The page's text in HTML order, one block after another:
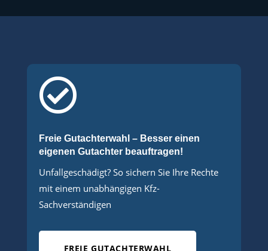

Freie Gutachterwahl – Besser einen
eigenen Gutachter beauftragen!
Unfallgeschädigt? So sichern Sie Ihre Rechte
mit einem unabhängigen Kfz-
Sachverständigen
FREIE GUTACHTERWAHL